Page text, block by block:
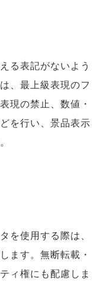
る表記がないよう
、最上級表現のフ
現の禁止、数値・
を行い、景品表示
を使用する際は、
ます。無断転載・
ィ権にも配慮しま